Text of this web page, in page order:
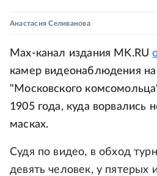
Анастасия Селиванова
Max-канал издания MK.RU
камер видеонаблюдения
"Московского
1905 года, куда ворвались
масках.
Судя по видео, в обход
девять человек, у пятерых